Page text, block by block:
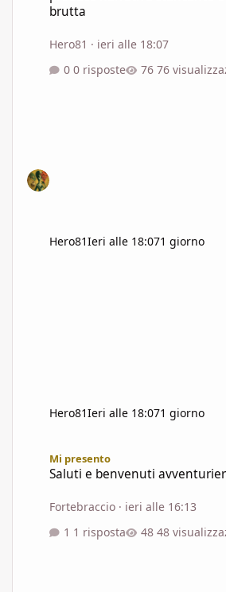
brutta
Hero81 · ieri alle 18:07
0 risposte
76
Hero81Ieri alle 18:071 giorno
Hero81Ieri alle 18:071 giorno
Mi presento
Saluti e benvenuti
Fortebraccio · ieri alle 16:13
1 risposta
48